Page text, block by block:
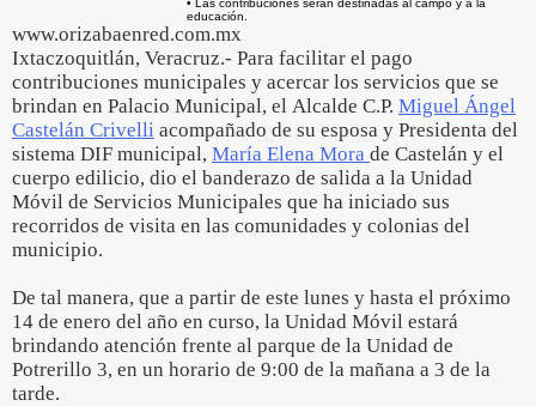
• Las contribuciones serán destinadas al campo y a la
educación.
www.orizabaenred.com.mx
Ixtaczoquitlán, Veracruz.- Para facilitar el pago
contribuciones municipales y acercar los servicios que se
brindan en Palacio Municipal, el Alcalde C.P. Miguel Ángel
Castelán Crivelli acompañado de su esposa y Presidenta del
sistema DIF municipal, María Elena Mora de Castelán y el
cuerpo edilicio, dio el banderazo de salida a la Unidad
Móvil de Servicios Municipales que ha iniciado sus
recorridos de visita en las comunidades y colonias del
municipio.
De tal manera, que a partir de este lunes y hasta el próximo
14 de enero del año en curso, la Unidad Móvil estará
brindando atención frente al parque de la Unidad de
Potrerillo 3, en un horario de 9:00 de la mañana a 3 de la
tarde.